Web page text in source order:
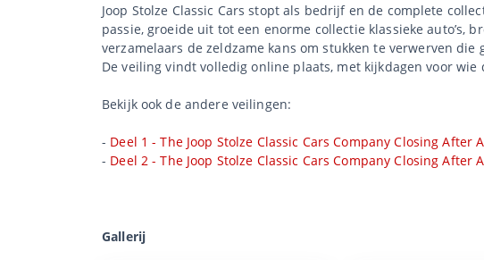
Joop Stolze Classic Cars stopt als bedrijf en de complete
passie, groeide uit tot een enorme collectie klassieke
verzamelaars de zeldzame kans om stukken te verwerven
De veiling vindt volledig online plaats, met kijkdagen voor
Bekijk ook de andere veilingen:
- Deel 1 - The Joop Stolze Classic Cars Company Closing After
- Deel 2 - The Joop Stolze Classic Cars Company Closing After
Gallerij